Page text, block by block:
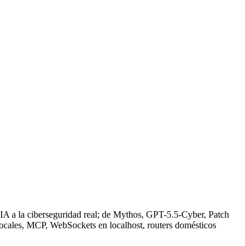
a la ciberseguridad real; de Mythos, GPT-5.5-Cyber, Patch
MCP, WebSockets en localhost, routers domésticos